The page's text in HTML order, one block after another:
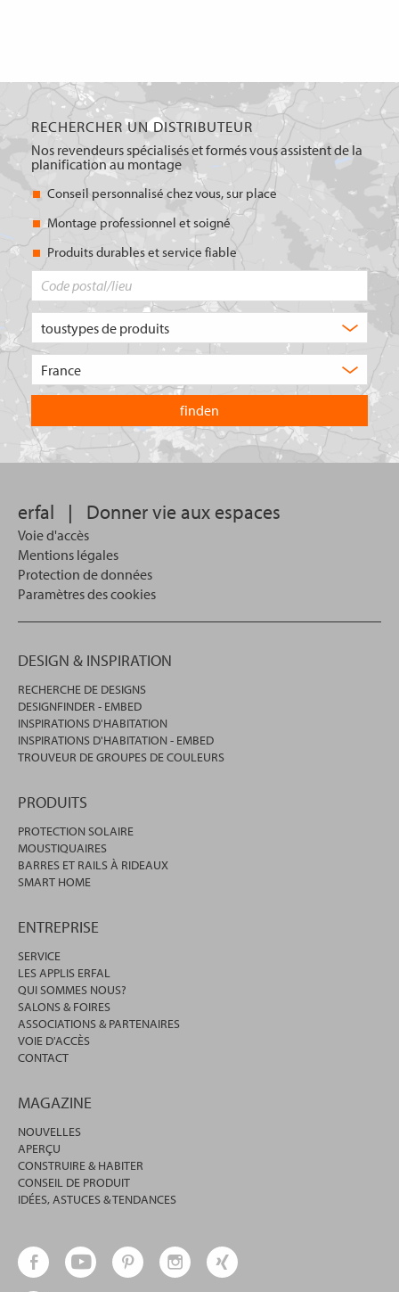
RECHERCHER UN DISTRIBUTEUR
Nos revendeurs spécialisés et formés vous assistent de la
planification au montage
Conseil personnalisé chez vous, sur place
Montage professionnel et soigné
Produits durables et service fiable
de
recherchez-
vous
?
pays
dans
lequel
vous
souhaitez
recherche.
erfal | Donner vie aux espaces
Voie d'accès
Mentions légales
Protection de données
Paramètres des cookies
DESIGN & INSPIRATION
RECHERCHE DE DESIGNS
DESIGNFINDER - EMBED
INSPIRATIONS D'HABITATION
INSPIRATIONS D'HABITATION - EMBED
TROUVEUR DE GROUPES DE COULEURS
PRODUITS
PROTECTION SOLAIRE
MOUSTIQUAIRES
BARRES ET RAILS À RIDEAUX
SMART HOME
ENTREPRISE
SERVICE
LES APPLIS ERFAL
QUI SOMMES NOUS?
SALONS & FOIRES
ASSOCIATIONS & PARTENAIRES
VOIE D'ACCÈS
CONTACT
MAGAZINE
NOUVELLES
APERÇU
CONSTRUIRE & HABITER
CONSEIL DE PRODUIT
IDÉES, ASTUCES & TENDANCES